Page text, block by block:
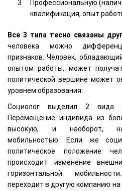
Профессиональную
квалификация, опыт
Все 3 типа тесно связаны
человека можно
признаков. Человек,
опытом работы, может
политической вершине может
уровнем образования.
Социолог выделил 2 вида
Перемещение индивида из
высокую, и наоборот,
мобильностью. Если же
политическое положение
происходит изменение
горизонтальной
переходит в другую компанию